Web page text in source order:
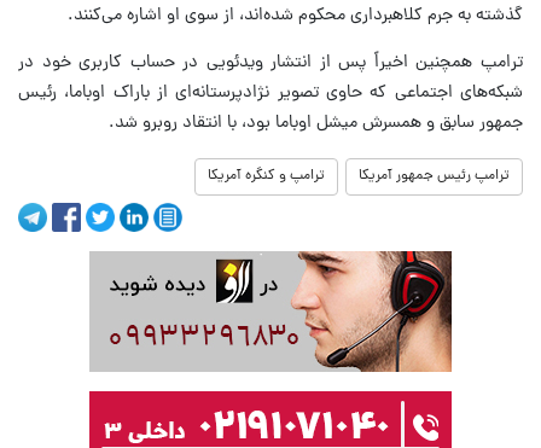
گذشته به جرم کلاهبرداری محکوم شده‌اند، از سوی او اشاره می‌کنند.
ترامپ همچنین اخیراً پس از انتشار ویدئویی در حساب کاربری خود در
شبکه‌های اجتماعی که حاوی تصویر نژادپرستانه‌ای از باراک اوباما، رئیس
جمهور سابق و همسرش میشل اوباما بود، با انتقاد روبرو شد.
ترامپ رئیس جمهور آمریکا ترامپ و کنگره آمریکا